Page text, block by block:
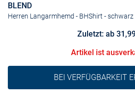
BLEND
Herren Langarmhemd - BHShirt - schwarz
Zuletzt: ab
Artikel ist
BEI VERFÜGBARKEIT